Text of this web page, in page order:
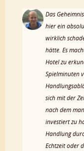
Das
hier ein
wirklich
hätte. Es
Hotel zu
Spielminuten
sich mit der
nach dem
investiert zu
Handlung
Echtzeit oder